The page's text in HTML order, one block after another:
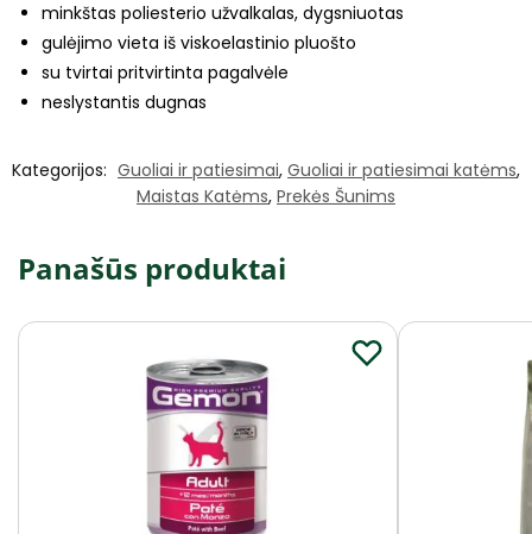
minkštas poliesterio užvalkalas, dygsniuotas
gulėjimo vieta iš viskoelastinio pluošto
su tvirtai pritvirtinta pagalvėle
neslystantis dugnas
Kategorijos: Guoliai ir patiesimai, Guoliai ir patiesimai katėms,
Maistas Katėms, Prekės Šunims
Panašūs produktai